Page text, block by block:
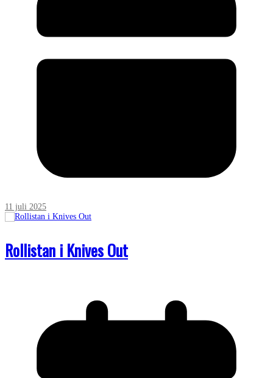
11 juli 2025
Rollistan i Knives Out